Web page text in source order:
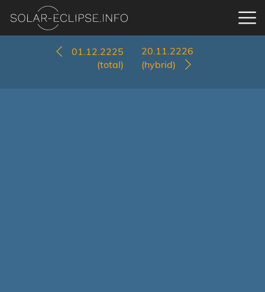
01.12.2225
(total)
20.11.2226
(hybrid)